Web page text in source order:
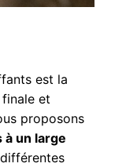
est la
et
proposons
un large